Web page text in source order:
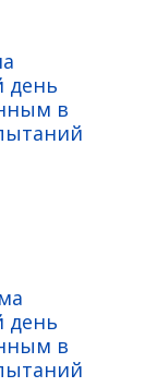
день
в
день
в